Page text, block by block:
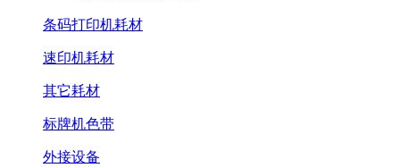
条码打印机耗材
速印机耗材
其它耗材
标牌机色带
外接设备